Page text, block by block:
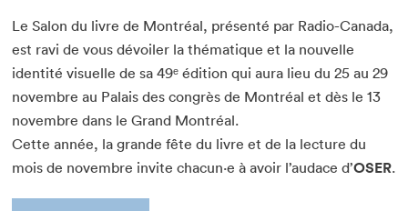
Que cherchez-vous?
Le Salon du livre de Montréal, présenté par Radio-Canada,
est ravi de vous dévoiler la thématique et la nouvelle
identité visuelle de sa 49ᵉ édition qui aura lieu du 25 au 29
novembre au Palais des congrès de Montréal et dès le 13
novembre dans le Grand Montréal.
Cette année, la grande fête du livre et de la lecture du
mois de novembre invite chacun·e à avoir l’audace d’OSER.